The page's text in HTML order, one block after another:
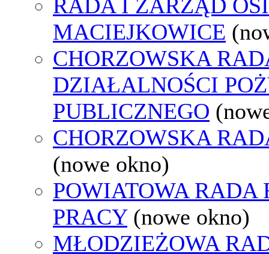
RADA I ZARZĄD
MACIEJKOWICE
CHORZOWSKA
DZIAŁALNOŚCI
PUBLICZNEGO
CHORZOWSKA
(nowe okno)
POWIATOWA RADA
PRACY (nowe okno)
MŁODZIEŻOWA